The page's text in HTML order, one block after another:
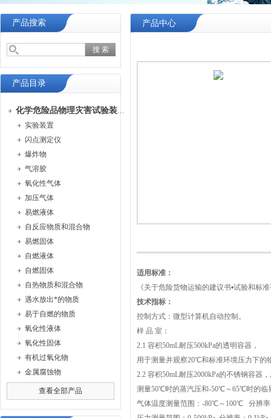
产品搜索
产品目录
化学危险品物理灾害试验装置
实验装置
闪点测定仪
爆炸物
气溶胶
氧化性气体
加压气体
易燃液体
自反应物质和混合物
易燃固体
自燃液体
自燃固体
自热物质和混合物
遇水放出*的物质
易于自燃的物质
氧化性液体
氧化性固体
有机过氧化物
金属腐蚀物
查看全部产品
产品中心
适用标准：
《关于危险货物运输的建议书•试验和标
技术指标：
控制方式：微型计算机自动控制。
样 品 室：
2.1 容积50mL耐压500kPa的透明容器，
用于测量并观察20℃和标准环境压力下的
2.2 容积50mL耐压2000kPa的不锈钢容器
测量50℃时的蒸汽压和-50℃～65℃时的临
气体温度测量范围：-80℃～100℃ 分辨率